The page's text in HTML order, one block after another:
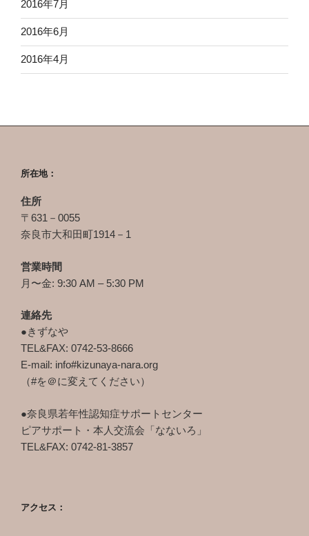
2016年7月
2016年6月
2016年4月
所在地：
住所
〒631－0055
奈良市大和田町1914－1
営業時間
月〜金: 9:30 AM – 5:30 PM
連絡先
●きずなや
TEL&FAX: 0742-53-8666
E-mail: info#kizunaya-nara.org
（#を＠に変えてください）
●奈良県若年性認知症サポートセンター
ピアサポート・本人交流会「なないろ」
TEL&FAX: 0742-81-3857
アクセス：